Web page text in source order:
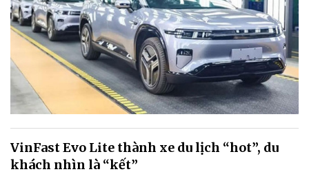
VinFast Evo Lite thành xe du lịch “hot”, du
khách nhìn là “kết”